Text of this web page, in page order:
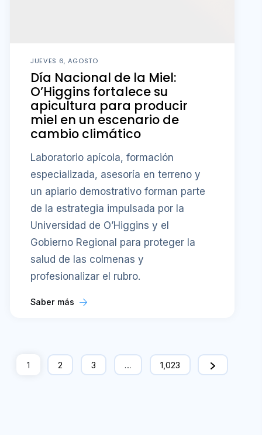
JUEVES 6, AGOSTO
Día Nacional de la Miel:
O’Higgins fortalece su
apicultura para producir
miel en un escenario de
cambio climático
Laboratorio apícola, formación
especializada, asesoría en terreno y
un apiario demostrativo forman parte
de la estrategia impulsada por la
Universidad de O’Higgins y el
Gobierno Regional para proteger la
salud de las colmenas y
profesionalizar el rubro.
Saber más
1 2 3 … 1,023